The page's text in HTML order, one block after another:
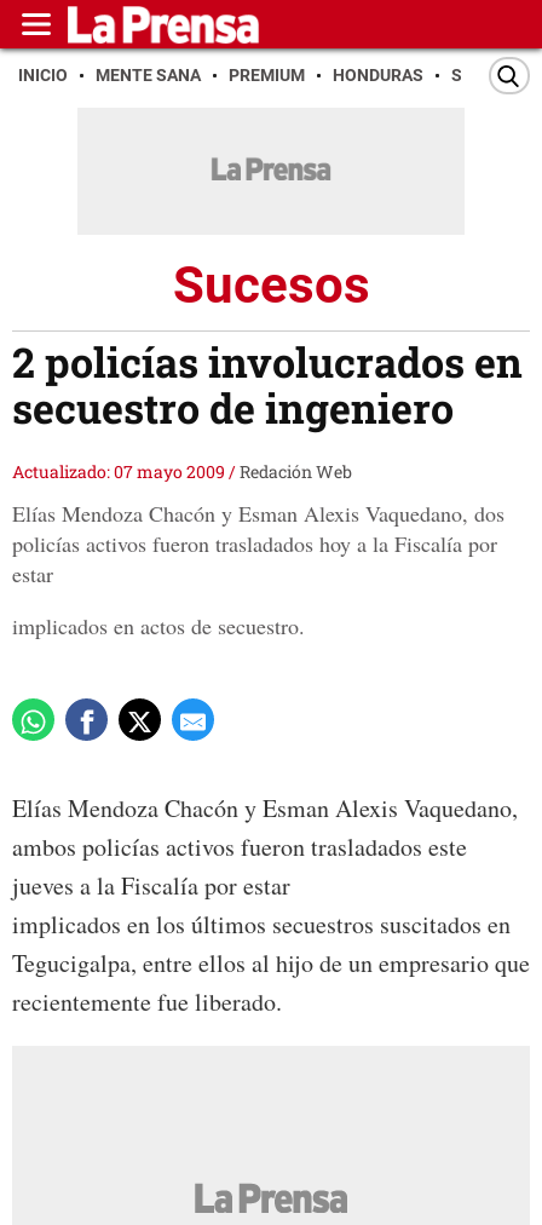
INICIO MENTE SANA PREMIUM HONDURAS SAN PEDRO
Sucesos
2 policías involucrados en
secuestro de ingeniero
Actualizado: 07 mayo 2009 /Redación Web
Elías Mendoza Chacón y Esman Alexis Vaquedano, dos
policías activos fueron trasladados hoy a la Fiscalía por
estar
implicados en actos de secuestro.
Elías Mendoza Chacón y Esman Alexis Vaquedano,
ambos policías activos fueron trasladados este
jueves a la Fiscalía por estar
implicados en los últimos secuestros suscitados en
Tegucigalpa, entre ellos al hijo de un empresario que
recientemente fue liberado.